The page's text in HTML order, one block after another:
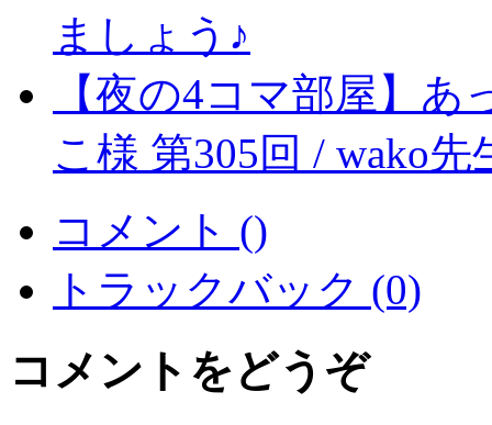
ましょう♪
【夜の4コマ部屋】
こ様 第305回 / wako先
コメント ()
トラックバック (0)
コメントをどうぞ